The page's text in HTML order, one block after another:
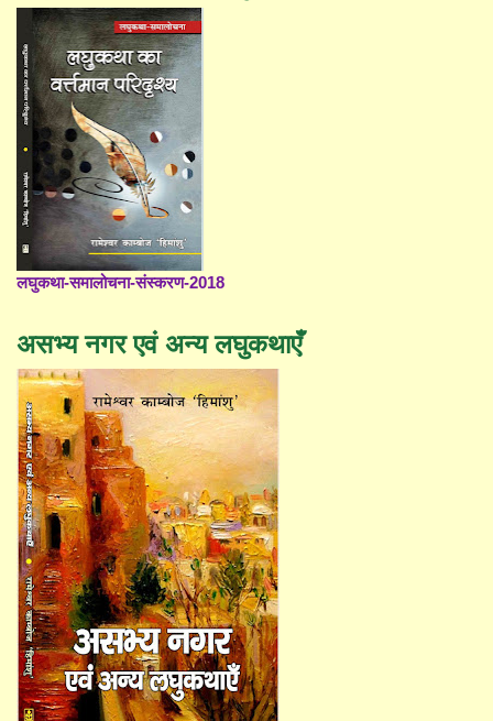
लघुकथा-समालोचना-संस्करण-2018
असभ्य नगर एवं अन्य लघुकथाएँ